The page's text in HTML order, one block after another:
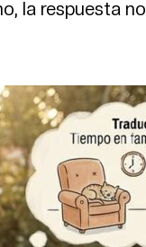
la respuesta no